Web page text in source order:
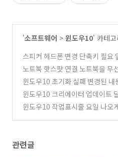
'소프트웨어 > 윈도우10' 카테
스피커 헤드폰 변경 단축키 필요
윈도우10 팁 (5)
노트북 핫스팟 연결 노트북을 무
보자 윈도우10 팁
(9)
윈도우10 초기화 실패 변경된 내
해결 방법
(27)
윈도우10 크리에이터 업데이트
업데이트 방법 (5)
윈도우10 작업표시줄 요일 나오
관련글